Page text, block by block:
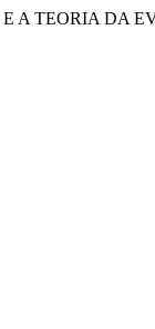
E A TEORIA DA